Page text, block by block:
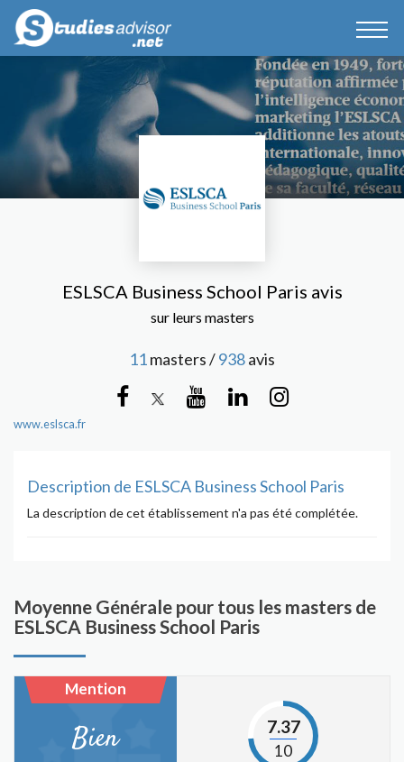
ESLSCA Business School Paris avis
sur leurs masters
11masters /938avis
www.eslsca.fr
Description de ESLSCA Business School Paris
La description de cet établissement n'a pas été complétée.
Moyenne Générale pour tous les masters de
ESLSCA Business School Paris
Mention
Bien 7.37
10